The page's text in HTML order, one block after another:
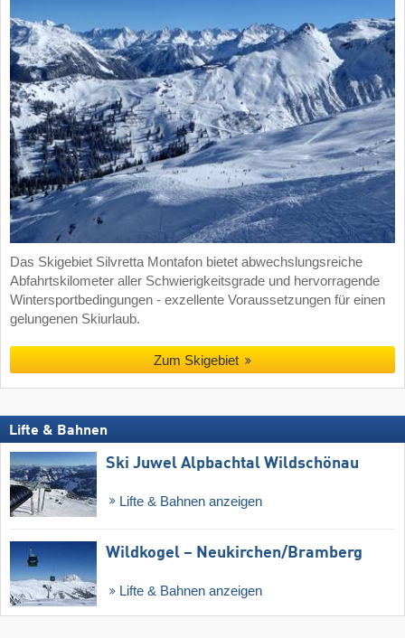
Das Skigebiet Silvretta Montafon bietet abwechslungsreiche
Abfahrtskilometer aller Schwierigkeitsgrade und hervorragende
Wintersportbedingungen - exzellente Voraussetzungen für einen
gelungenen Skiurlaub.
Zum Skigebiet
Lifte & Bahnen
Ski Juwel Alpbachtal Wildschönau
Lifte & Bahnen anzeigen
Wildkogel – Neukirchen/​Bramberg
Lifte & Bahnen anzeigen